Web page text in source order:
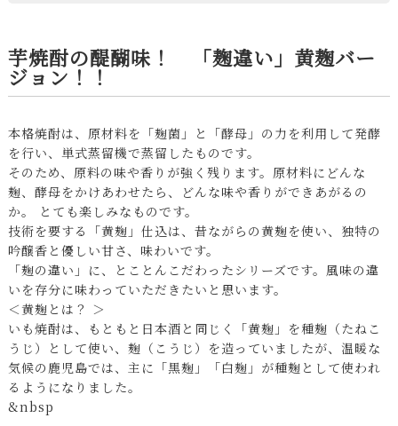
芋焼酎の醍醐味！ 「麹違い」黄麹バー
ジョン！！
本格焼酎は、原材料を「麹菌」と「酵母」の力を利用して発酵
を行い、単式蒸留機で蒸留したものです。
そのため、原料の味や香りが強く残ります。原材料にどんな
麹、酵母をかけあわせたら、どんな味や香りができあがるの
か。 とても楽しみなものです。
技術を要する「黄麹」仕込は、昔ながらの黄麹を使い、独特の
吟醸香と優しい甘さ、味わいです。
「麹の違い」に、とことんこだわったシリーズです。風味の違
いを存分に味わっていただきたいと思います。
＜黄麹とは？ ＞
いも焼酎は、もともと日本酒と同じく「黄麹」を種麹（たねこ
うじ）として使い、麹（こうじ）を造っていましたが、温暖な
気候の鹿児島では、主に「黒麹」「白麹」が種麹として使われ
るようになりました。
&nbsp